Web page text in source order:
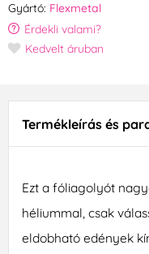
Gyártó: Flexmetal
Érdekli valami?
Kedvelt áruban
Termékleírás és
Ezt a fóliagolyót
héliummal, csak
eldobható edények